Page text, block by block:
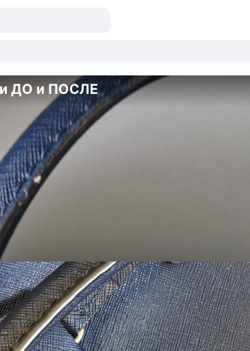
ДО и ПОСЛЕ